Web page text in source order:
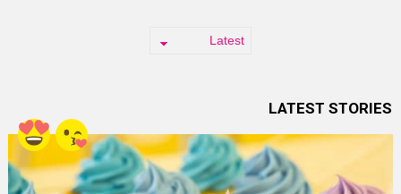
LATEST STORIES